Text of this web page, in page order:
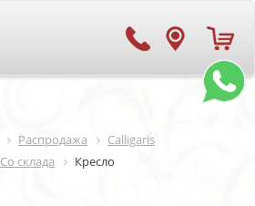
Распродажа
Calligaris
Со склада Кресло